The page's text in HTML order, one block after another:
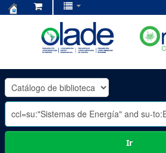
OLADE
-
Ir